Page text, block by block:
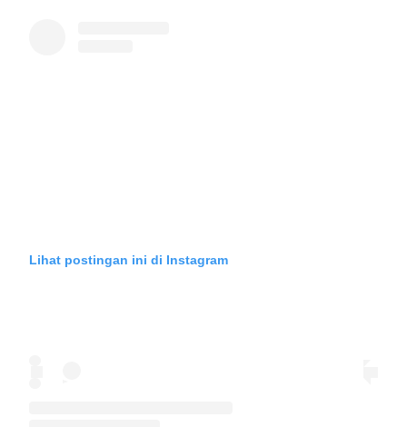
Lihat postingan ini di Instagram